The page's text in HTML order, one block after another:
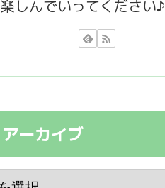
楽しんでいってください♪
アーカイブ